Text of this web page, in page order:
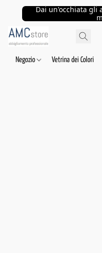
Dai un'occhiata gli
Negozio Vetrina dei Colori